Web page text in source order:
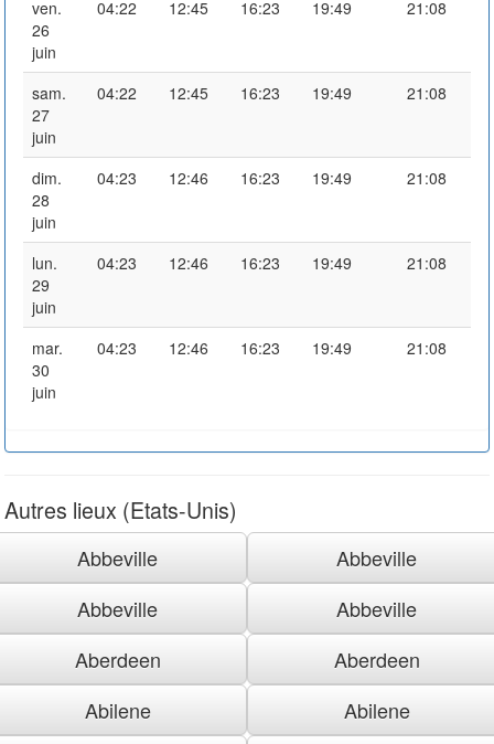
ven.
26
juin
04:22 12:45 16:23 19:49 21:08
sam.
27
juin
04:22 12:45 16:23 19:49 21:08
dim.
28
juin
04:23 12:46 16:23 19:49 21:08
lun.
29
juin
04:23 12:46 16:23 19:49 21:08
mar.
30
juin
04:23 12:46 16:23 19:49 21:08
Autres lieux (Etats-Unis)
Abbeville
Abbeville
Abbeville
Abbeville
Aberdeen
Aberdeen
Abilene
Abilene